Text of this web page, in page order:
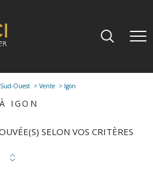
Ouest Vente Igon
IGON
SELON VOS CRITÈRES